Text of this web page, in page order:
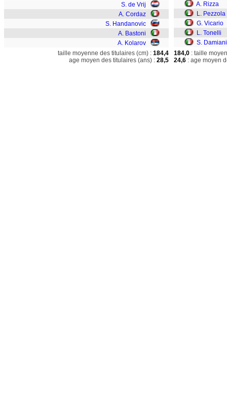
S. de Vrij
A. Cordaz
S. Handanovic
A. Bastoni
A. Kolarov
A. Rizza
L. Pezzola
G. Vicario
L. Tonelli
S. Damiani
taille moyenne des titulaires (cm) : 184,4
age moyen des titulaires (ans) : 28,5
184,0 : taille
24,6 : age moyen